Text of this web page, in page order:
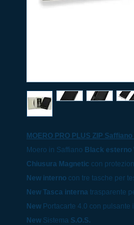
MOERO PRO PLUS ZIP
Moero in Saffiano Black esterno
Chiusura Magnetic con
New interno con tre tasche per
New Tasca interna trasparente
New Portacarte 4.0 con pulsante
New Sistema S.O.S.